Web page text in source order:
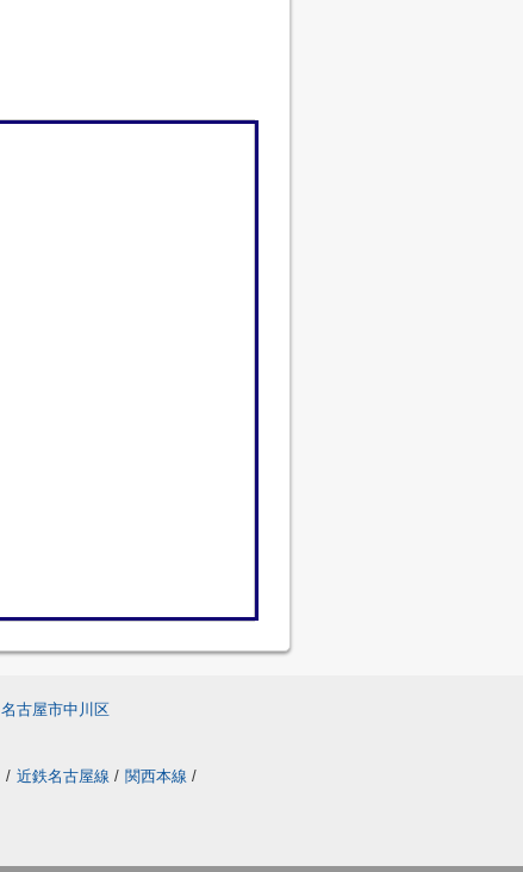
名古屋市中川区
/ 近鉄名古屋線 / 関西本線 /